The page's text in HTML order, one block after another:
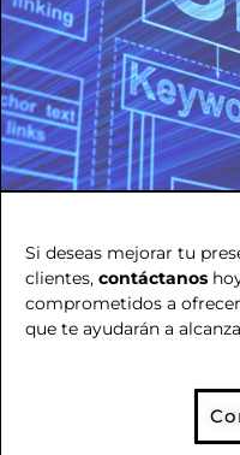
Si deseas mejorar tu
clientes, contáctanos
comprometidos a
que te ayudarán a